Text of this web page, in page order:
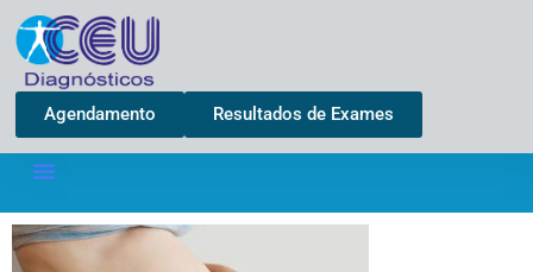
Agendamento Resultados de Exames